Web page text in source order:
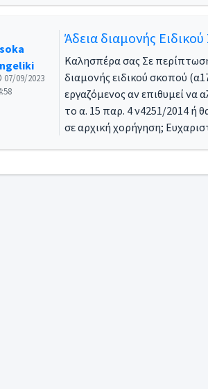
07/09/2023
Άδεια διαμονής
Καλησπέρα σας Σε
διαμονής ειδικού σκοπού
εργαζόμενος αν επιθυμεί να
το α. 15 παρ. 4 ν4251/2014 ή
σε αρχική χορήγηση;